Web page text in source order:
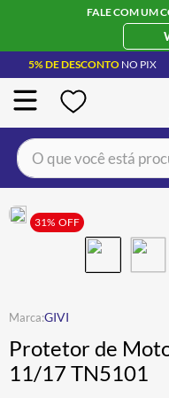
FALE COM UM
5% DE DESCONTO NO PIX
O que você está
31% OFF
GIVI
Protetor de
11/17 TN5101
1º CAPACETE LS2
BOTA
4º ÓCULOS SOLAR
5º LUVA
6 º BAU